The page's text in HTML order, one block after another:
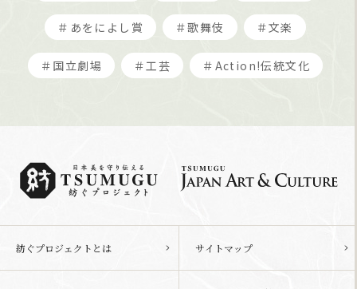
＃あをによし賞 ＃歌舞伎 ＃文楽
＃国立劇場 ＃工芸 ＃Action!伝統文化
紡ぐプロジェクトとは サイトマップ